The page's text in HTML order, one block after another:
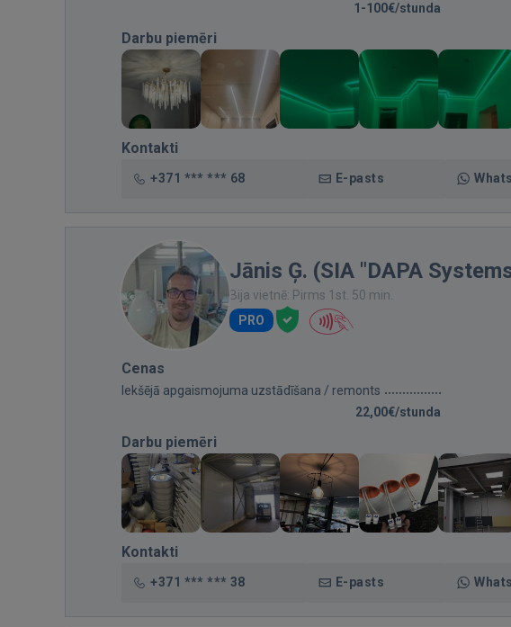
1-100€/stunda
Darbu piemēri
Kontakti
+371 *** *** 68 E-pasts
Jānis Ģ. (SIA "DAPA
Bija vietnē: Pirms 1st. 50 min.
PRO
Cenas
Iekšējā apgaismojuma uzstādīšana / remonts
22,00€/stunda
Darbu piemēri
Kontakti
+371 *** *** 38 E-pasts